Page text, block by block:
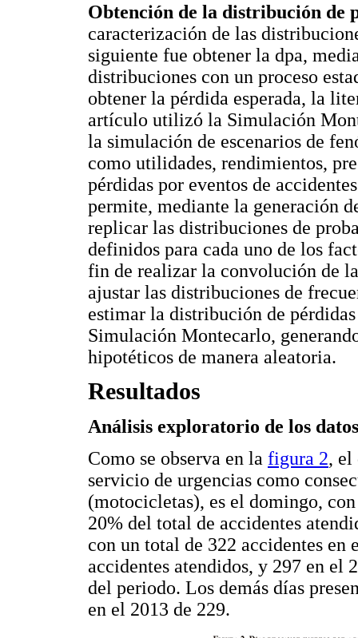
Obtención de la distribución de
caracterización de las
siguiente fue obtener la dpa,
distribuciones con un proceso
obtener la pérdida esperada, la
artículo utilizó la Simulación
la simulación de escenarios de
como utilidades, rendimientos,
pérdidas por eventos de
permite, mediante la generación
replicar las distribuciones de
definidos para cada uno de los
fin de realizar la convolución de
ajustar las distribuciones de
estimar la distribución de
Simulación Montecarlo,
hipotéticos de manera aleatoria.
Resultados
Análisis exploratorio de los datos
Como se observa en la figura 2, el
servicio de urgencias como
(motocicletas), es el domingo,
20% del total de accidentes
con un total de 322 accidentes
accidentes atendidos, y 297 en el
del periodo. Los demás días
en el 2013 de 229.